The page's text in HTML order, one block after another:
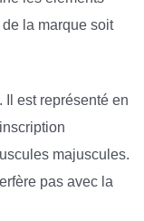
la marque soit
Il est représenté en
majuscules.
pas avec la